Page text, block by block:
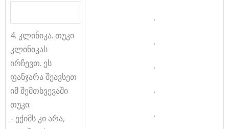
4. კლინიკა. თუკი
კლინიკას
ირჩევთ. ეს
ფანჯარა შეავსეთ
იმ შემთხვევაში
თუკი:
- ექიმს კი არა,
.
.
.
.
.